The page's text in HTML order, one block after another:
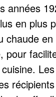
années
en plus
chaude
pour